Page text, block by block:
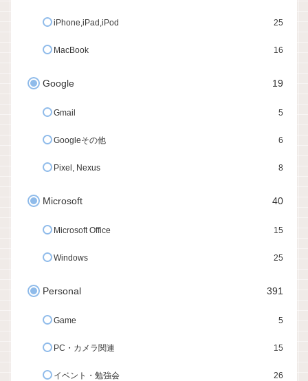
iPhone,iPad,iPod 25
MacBook 16
Google 19
Gmail 5
Googleその他 6
Pixel, Nexus 8
Microsoft 40
Microsoft Office 15
Windows 25
Personal 391
Game 5
PC・カメラ関連 15
イベント・勉強会 26